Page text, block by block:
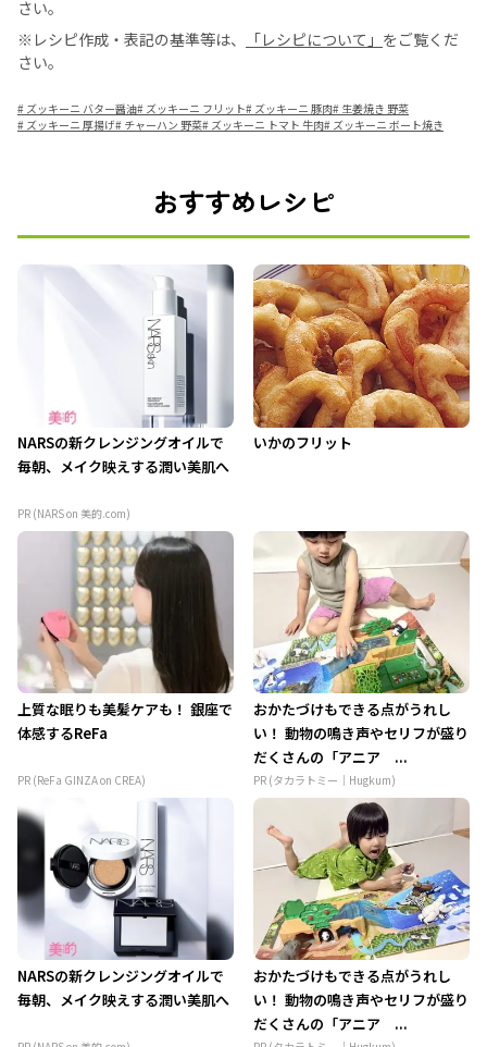
さい。
※レシピ作成・表記の基準等は、
「レシピについて」 をご覧くだ
さい。
# ズッキーニ バター醤油# ズッキーニ フリット# ズッキーニ 豚肉# 生姜焼き 野菜
# ズッキーニ 厚揚げ# チャーハン 野菜# ズッキーニ トマト 牛肉# ズッキーニ ボート焼き
おすすめレシピ
NARSの新クレンジングオイルで
毎朝、メイク映えする潤い美肌へ
PR (NARS on 美的.com)
いかのフリット
上質な眠りも美髪ケアも！ 銀座で
体感するReFa
PR (ReFa GINZA on CREA)
おかたづけもできる点がうれし
い！ 動物の鳴き声やセリフが盛り
だくさんの「アニア ...
PR (タカラトミー｜Hugkum)
NARSの新クレンジングオイルで
毎朝、メイク映えする潤い美肌へ
おかたづけもできる点がうれし
い！ 動物の鳴き声やセリフが盛り
だくさんの「アニア ...